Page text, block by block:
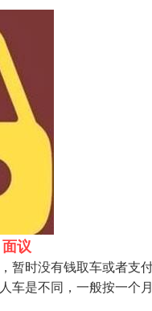
面议
暂时没有钱取车或者
车是不同，一般按一